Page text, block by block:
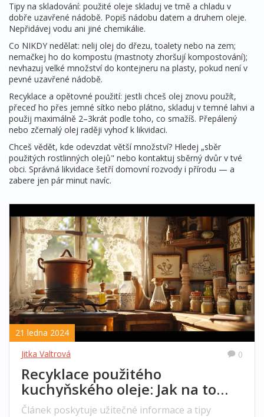
Tipy na skladování: použité oleje skladuj ve tmě a chladu v
dobře uzavřené nádobě. Popiš nádobu datem a druhem oleje.
Nepřidávej vodu ani jiné chemikálie.
Co NIKDY nedělat: nelij olej do dřezu, toalety nebo na zem;
nemačkej ho do kompostu (mastnoty zhoršují kompostování);
nevhazuj velké množství do kontejneru na plasty, pokud není v
pevné uzavřené nádobě.
Recyklace a opětovné použití: jestli chceš olej znovu použít,
přeceď ho přes jemné sítko nebo plátno, skladuj v temné lahvi a
použij maximálně 2–3krát podle toho, co smažíš. Přepálený
nebo zčernalý olej raději vyhoď k likvidaci.
Chceš vědět, kde odevzdat větší množství? Hledej „sběr
použitých rostlinných olejů" nebo kontaktuj sběrný dvůr v tvé
obci. Správná likvidace šetří domovní rozvody i přírodu — a
zabere jen pár minut navíc.
21 ledna 2024
Jitka Valtrová
0
Recyklace použitého
kuchyňského oleje: Jak na to
správně
Článek poskytuje užitečné informace a tipy